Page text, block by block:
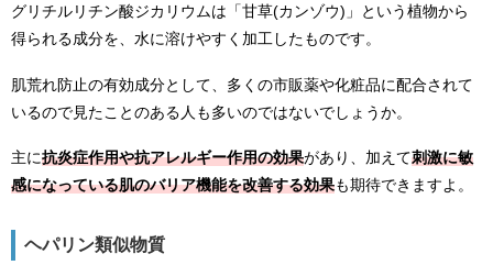
グリチルリチン酸ジカリウムは「甘草(カンゾウ)」という植物から
得られる成分を、水に溶けやすく加工したものです。
肌荒れ防止の有効成分として、多くの市販薬や化粧品に配合されて
いるので見たことのある人も多いのではないでしょうか。
主に抗炎症作用や抗アレルギー作用の効果があり、加えて刺激に敏
感になっている肌のバリア機能を改善する効果も期待できますよ。
ヘパリン類似物質